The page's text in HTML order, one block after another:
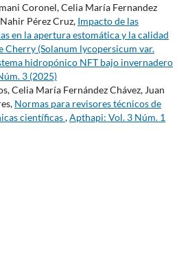
Coronel, Celia María Fernandez
Pérez Cruz, Impacto de las
en la apertura estomática y la calidad
Cherry (Solanum lycopersicum var.
hidropónico NFT bajo invernadero
3 (2025)
Celia María Fernández Chávez, Juan
Normas para revisores técnicos de
científicas,Apthapi: Vol. 3 Núm. 1